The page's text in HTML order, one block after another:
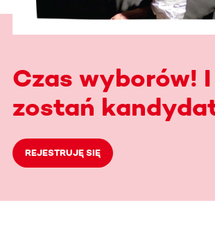
Czas wyborów! I
zostań
REJESTRUJĘ SIĘ